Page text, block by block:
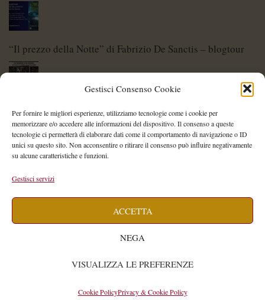
Gestisci Consenso Cookie
Per fornire le migliori esperienze, utilizziamo tecnologie come i cookie per
memorizzare e/o accedere alle informazioni del dispositivo. Il consenso a queste
tecnologie ci permetterà di elaborare dati come il comportamento di navigazione o ID
unici su questo sito. Non acconsentire o ritirare il consenso può influire negativamente
su alcune caratteristiche e funzioni.
Gestisci servizi
ACCETTA
NEGA
VISUALIZZA LE PREFERENZE
Cookie PolicyPrivacy & Cookie Policy
“Il prezzo della Notte” di Fabrizio De Sanctis – blogtour
Di Spade e di Eroi – Storie di Lame Leggendarie
© 2026Isabella CavallaribyWIDE